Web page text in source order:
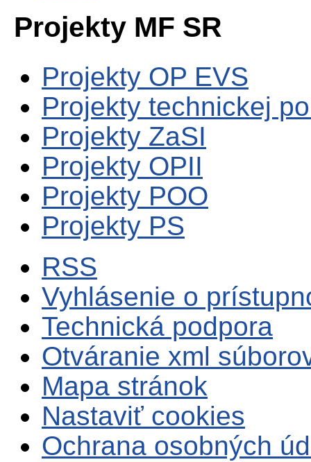
Projekty MF SR
Projekty OP EVS
Projekty technickej
Projekty ZaSI
Projekty OPII
Projekty POO
Projekty PS
RSS
Vyhlásenie o
Technická podpora
Otváranie xml
Mapa stránok
Nastaviť cookies
Ochrana osobných